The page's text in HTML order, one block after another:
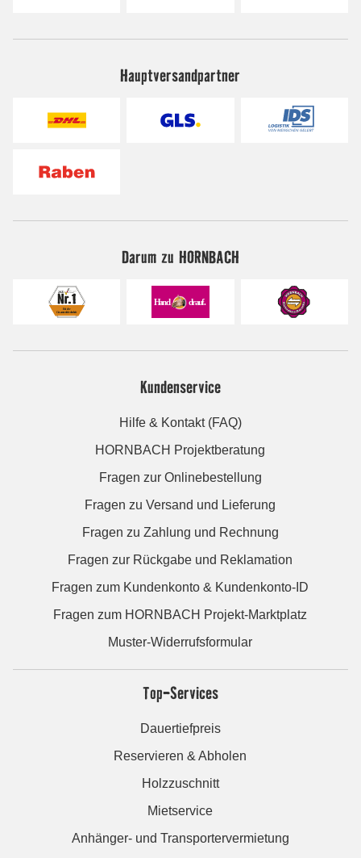
Hauptversandpartner
Darum zu HORNBACH
Kundenservice
Hilfe & Kontakt (FAQ)
HORNBACH Projektberatung
Fragen zur Onlinebestellung
Fragen zu Versand und Lieferung
Fragen zu Zahlung und Rechnung
Fragen zur Rückgabe und Reklamation
Fragen zum Kundenkonto & Kundenkonto-ID
Fragen zum HORNBACH Projekt-Marktplatz
Muster-Widerrufsformular
Top-Services
Dauertiefpreis
Reservieren & Abholen
Holzzuschnitt
Mietservice
Anhänger- und Transportervermietung